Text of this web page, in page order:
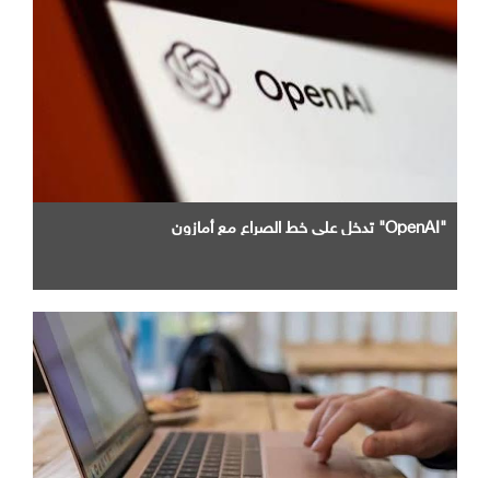
"OpenAI" تدخل علي خط الصراع مع أمازون